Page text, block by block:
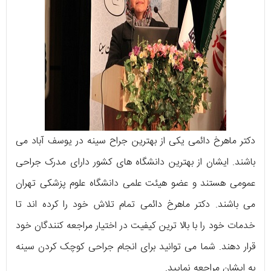
دکتر ماهرخ دائمی یکی از بهترین جراح سینه در یوسف آباد می
باشند. ایشان از بهترین دانشگاه های کشور دارای مدرک جراحی
عمومی هستند و عضو هیئت علمی دانشگاه علوم پزشکی تهران
می باشند. دکتر ماهرخ دائمی تمام تلاش خود را کرده اند تا
خدمات خود را با بالا ترین کیفیت در اختیار مراجعه کنندگان خود
قرار دهند. شما می توانید برای انجام جراحی کوچک کردن سینه